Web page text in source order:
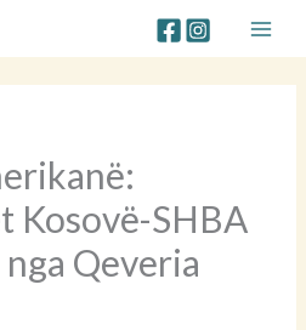
Kosovë-SHBA
Qeveria